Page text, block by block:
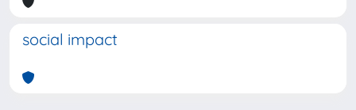
social impact